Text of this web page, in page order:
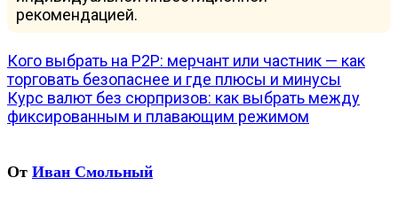
рекомендацией.
Навигация
по
записям
Кого выбрать на P2P: мерчант или частник — как
торговать безопаснее и где плюсы и минусы
Курс валют без сюрпризов: как выбрать между
фиксированным и плавающим режимом
От Иван Смольный